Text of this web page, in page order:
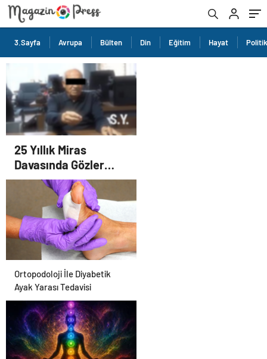
3.Sayfa Avrupa Bülten Din Eğitim Hayat
25 Yıllık Miras
Davasında Gözler
Temmuz Ayındaki
Karar Duruşmasına
Çevrildi
Ortopodoloji İle Diyabetik
Ayak Yarası Tedavisi